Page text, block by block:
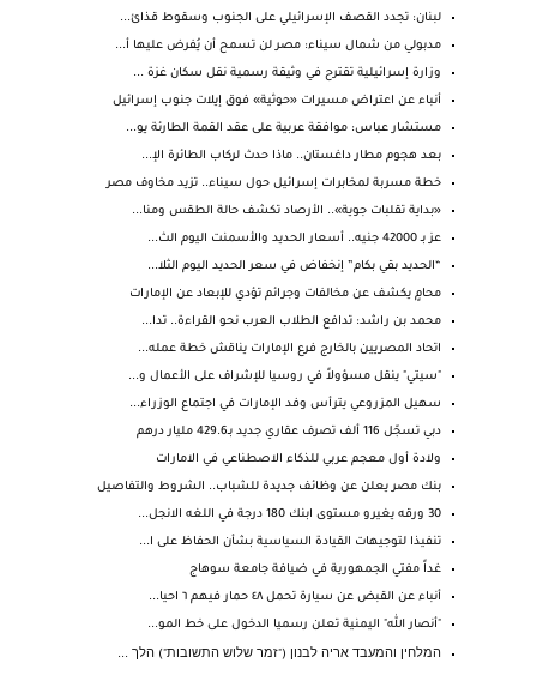
لبنان: تجدد القصف الإسرائيلي على الجنوب وسقوط قذائ...
مدبولي من شمال سيناء: مصر لن تسمح أن يُفرض عليها أ...
وزارة إسرائيلية تقترح في وثيقة رسمية نقل سكان غزة ...
أنباء عن اعتراض مسيرات «حوثية» فوق إيلات جنوب إسرائيل
مستشار عباس: موافقة عربية على عقد القمة الطارئة يو...
بعد هجوم مطار داغستان.. ماذا حدث لركاب الطائرة الإ...
خطة مسربة لمخابرات إسرائيل حول سيناء.. تزيد مخاوف مصر
«بداية تقلبات جوية».. الأرصاد تكشف حالة الطقس ومنا...
عز بـ 42000 جنيه.. أسعار الحديد والأسمنت اليوم الث...
“الحديد بقي بكام” إنخفاض في سعر الحديد اليوم الثلا...
محامٍ يكشف عن مخالفات وجرائم تؤدي للإبعاد عن الإمارات
محمد بن راشد: تدافع الطلاب العرب نحو القراءة.. تدا...
اتحاد المصريين بالخارج فرع الإمارات يناقش خطة عمله...
"سيتي" ينقل مسؤولاً في روسيا للإشراف على الأعمال و...
سهيل المزروعي يترأس وفد الإمارات في اجتماع الوزراء...
دبي تسجّل 116 ألف تصرف عقاري جديد بـ429.6 مليار درهم
ولادة أول معجم عربي للذكاء الاصطناعي في الامارات
بنك مصر يعلن عن وظائف جديدة للشباب.. الشروط والتفاصيل
30 ورقه يغيرو مستوى ابنك 180 درجة في اللغه الانجل...
تنفيذا لتوجيهات القيادة السياسية بشأن الحفاظ على ا...
غداً مفتي الجمهورية في ضيافة جامعة سوهاج
أنباء عن القبض عن سيارة تحمل ٤٨ حمار فيهم ٦ احيا...
"أنصار الله" اليمنية تعلن رسميا الدخول على خط المو...
המלחין והמעבד אריה לבנון ("זמר שלוש התשובות") הלך ...